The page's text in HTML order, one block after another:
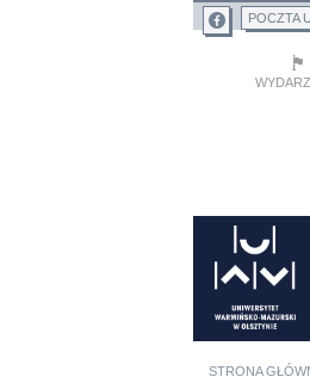
Przejdź do
Przejdź doPOCZTA
STRONA